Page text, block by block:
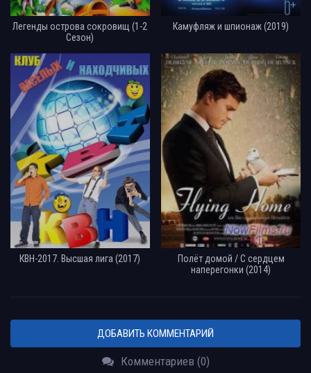
Легенды острова сокровищ (1-2
Сезон)
Камуфляж и шпионаж (2019)
КВН-2017. Высшая лига (2017)
Полёт домой / С сердцем
наперегонки (2014)
ДОБАВИТЬ КОММЕНТАРИЙ
Комментариев (0)